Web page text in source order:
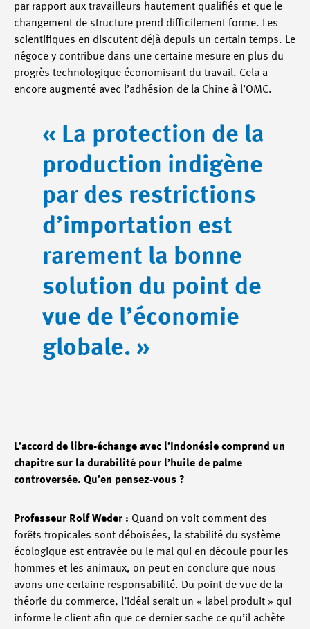
par rapport aux travailleurs hautement qualifiés et que le
changement de structure prend difficilement forme. Les
scientifiques en discutent déjà depuis un certain temps. Le
négoce y contribue dans une certaine mesure en plus du
progrès technologique économisant du travail. Cela a
encore augmenté avec l’adhésion de la Chine à l’OMC.
« La protection de la
production indigène
par des restrictions
d’importation est
rarement la bonne
solution du point de
vue de l’économie
globale. »
L’accord de libre-échange avec l’Indonésie comprend un
chapitre sur la durabilité pour l’huile de palme
controversée. Qu’en pensez-vous ?
Professeur Rolf Weder : Quand on voit comment des
forêts tropicales sont déboisées, la stabilité du système
écologique est entravée ou le mal qui en découle pour les
hommes et les animaux, on peut en conclure que nous
avons une certaine responsabilité. Du point de vue de la
théorie du commerce, l’idéal serait un « label produit » qui
informe le client afin que ce dernier sache ce qu’il achète